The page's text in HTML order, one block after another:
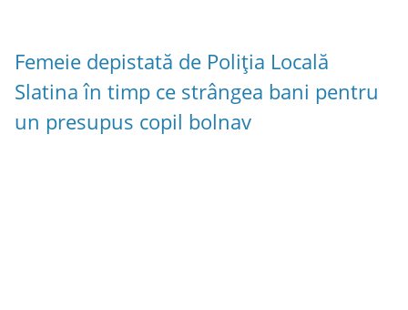
Femeie depistată de Poliția Locală
Slatina în timp ce strângea bani pentru
un presupus copil bolnav